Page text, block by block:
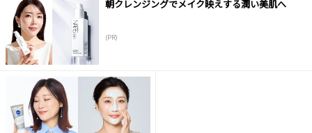
朝クレンジングでメイク映えする潤い美肌へ
(PR)